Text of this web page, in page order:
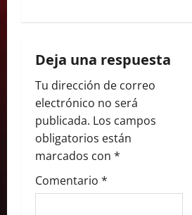
n
d
e
e
n
Deja una respuesta
Tu dirección de correo
electrónico no será
publicada. Los campos
obligatorios están
marcados con *
Comentario *